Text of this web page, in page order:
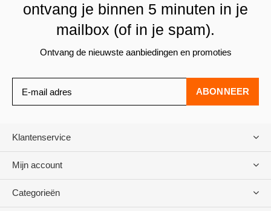
ontvang je binnen 5 minuten in je
mailbox (of in je spam).
Ontvang de nieuwste aanbiedingen en promoties
ABONNEER
Klantenservice
Mijn account
Categorieën